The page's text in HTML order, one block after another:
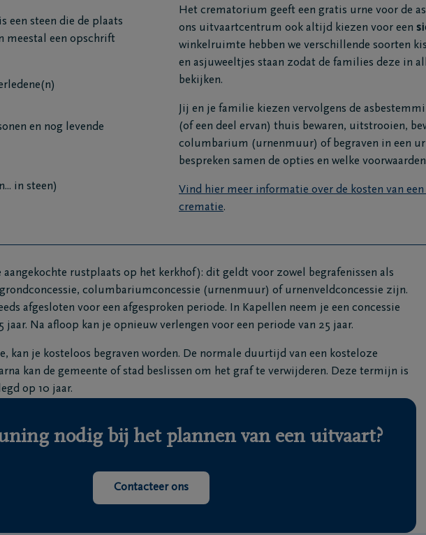
een steen die de plaats
meestal een opschrift
en nog levende
in steen)
Het crematorium geeft een gratis urne voor de
ons uitvaartcentrum ook altijd kiezen voor een
winkelruimte hebben we verschillende soorten
en asjuweeltjes staan zodat de families deze in
bekijken.
Jij en je familie kiezen vervolgens de
(of een deel ervan) thuis bewaren, uitstrooien,
columbarium (urnenmuur) of begraven in een
bespreken samen de opties en welke
Vind hier meer informatie over de kosten van
crematie.
aangekochte rustplaats op het kerkhof): dit geldt voor zowel begrafenissen als
columbariumconcessie (urnenmuur) of urnenveldconcessie zijn.
afgesloten voor een afgesproken periode. In Kapellen neem je een concessie
jaar. Na afloop kan je opnieuw verlengen voor een periode van 25 jaar.
kan je kosteloos begraven worden. De normale duurtijd van een kosteloze
kan de gemeente of stad beslissen om het graf te verwijderen. Deze termijn is
op 10 jaar.
nodig bij het plannen van een uitvaart?
Contacteer ons